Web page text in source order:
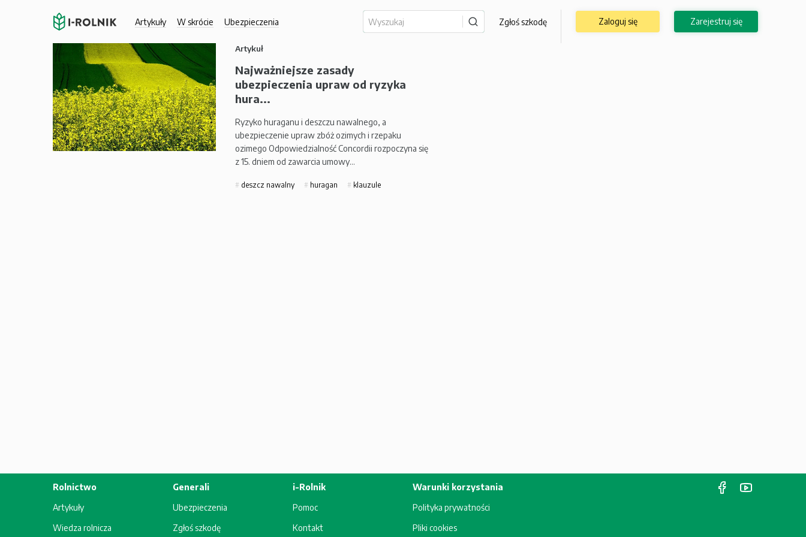
Artykuły W skrócie Ubezpieczenia Zgłoś szkodę Zaloguj się Zarejestruj się
Artykuł
Najważniejsze zasady
ubezpieczenia upraw od ryzyka
hura...
Ryzyko huraganu i deszczu nawalnego, a
ubezpieczenie upraw zbóż ozimych i rzepaku
ozimego Odpowiedzialność Concordii rozpoczyna się
z 15. dniem od zawarcia umowy…
deszcz nawalny huragan klauzule
Rolnictwo
Artykuły
Wiedza rolnicza
Generali
Ubezpieczenia
Zgłoś szkodę
i-Rolnik
Pomoc
Kontakt
Warunki korzystania
Polityka prywatności
Pliki cookies